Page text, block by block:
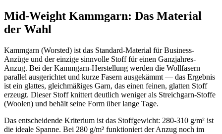
Mid-Weight Kammgarn: Das Material
der Wahl
Kammgarn (Worsted) ist das Standard-Material für Business-
Anzüge und der einzige sinnvolle Stoff für einen Ganzjahres-
Anzug. Bei der Kammgarn-Herstellung werden die Wollfasern
parallel ausgerichtet und kurze Fasern ausgekämmt — das Ergebnis
ist ein glattes, gleichmäßiges Garn, das einen feinen, glatten Stoff
erzeugt. Dieser Stoff knittert deutlich weniger als Streichgarn-Stoffe
(Woolen) und behält seine Form über lange Tage.
Das entscheidende Kriterium ist das Stoffgewicht: 280-310 g/m² ist
die ideale Spanne. Bei 280 g/m² funktioniert der Anzug noch im